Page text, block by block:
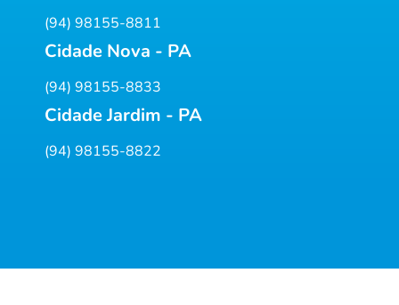
(94) 98155-8811
Cidade Nova - PA
(94) 98155-8833
Cidade Jardim - PA
(94) 98155-8822